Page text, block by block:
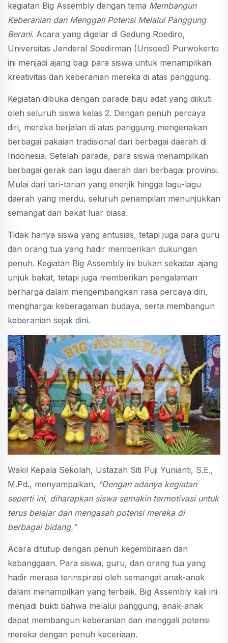
kegiatan Big Assembly dengan tema Membangun
Keberanian dan Menggali Potensi Melalui Panggung
Berani. Acara yang digelar di Gedung Roediro,
Universitas Jenderal Soedirman (Unsoed) Purwokerto
ini menjadi ajang bagi para siswa untuk menampilkan
kreativitas dan keberanian mereka di atas panggung.
Kegiatan dibuka dengan parade baju adat yang diikuti
oleh seluruh siswa kelas 2. Dengan penuh percaya
diri, mereka berjalan di atas panggung mengenakan
berbagai pakaian tradisional dari berbagai daerah di
Indonesia. Setelah parade, para siswa menampilkan
berbagai gerak dan lagu daerah dari berbagai provinsi.
Mulai dari tari-tarian yang enerjik hingga lagu-lagu
daerah yang merdu, seluruh penampilan menunjukkan
semangat dan bakat luar biasa.
Tidak hanya siswa yang antusias, tetapi juga para guru
dan orang tua yang hadir memberikan dukungan
penuh. Kegiatan Big Assembly ini bukan sekadar ajang
unjuk bakat, tetapi juga memberikan pengalaman
berharga dalam mengembangkan rasa percaya diri,
menghargai keberagaman budaya, serta membangun
keberanian sejak dini.
Wakil Kepala Sekolah, Ustazah Siti Puji Yunianti, S.E.,
M.Pd., menyampaikan, “Dengan adanya kegiatan
seperti ini, diharapkan siswa semakin termotivasi untuk
terus belajar dan mengasah potensi mereka di
berbagai bidang.”
Acara ditutup dengan penuh kegembiraan dan
kebanggaan. Para siswa, guru, dan orang tua yang
hadir merasa terinspirasi oleh semangat anak-anak
dalam menampilkan yang terbaik. Big Assembly kali ini
menjadi bukti bahwa melalui panggung, anak-anak
dapat membangun keberanian dan menggali potensi
mereka dengan penuh keceriaan.